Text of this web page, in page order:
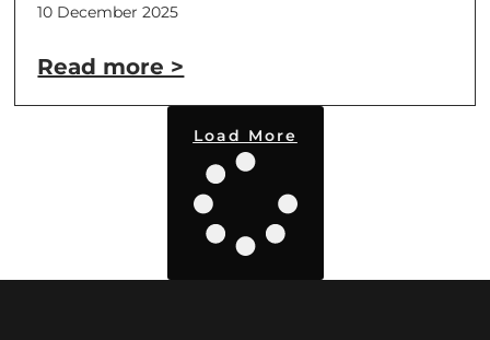
10 December 2025
Read more >
Load More